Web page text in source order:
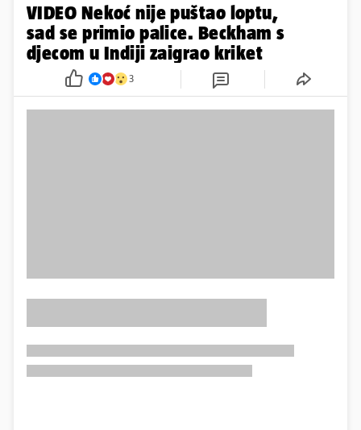
VIDEO Nekoć nije puštao loptu,
sad se primio palice. Beckham s
djecom u Indiji zaigrao kriket
3